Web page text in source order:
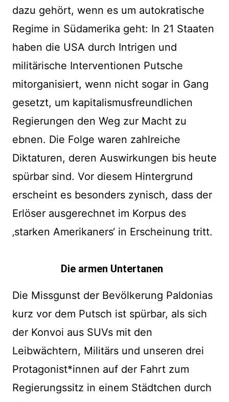
dazu gehört, wenn es um autokratische
Regime in Südamerika geht: In 21 Staaten
haben die USA durch Intrigen und
militärische Interventionen Putsche
mitorganisiert, wenn nicht sogar in Gang
gesetzt, um kapitalismusfreundlichen
Regierungen den Weg zur Macht zu
ebnen. Die Folge waren zahlreiche
Diktaturen, deren Auswirkungen bis heute
spürbar sind. Vor diesem Hintergrund
erscheint es besonders zynisch, dass der
Erlöser ausgerechnet im Korpus des
‚starken Amerikaners‘ in Erscheinung tritt.
Die armen Untertanen
Die Missgunst der Bevölkerung Paldonias
kurz vor dem Putsch ist spürbar, als sich
der Konvoi aus SUVs mit den
Leibwächtern, Militärs und unseren drei
Protagonist*innen auf der Fahrt zum
Regierungssitz in einem Städtchen durch